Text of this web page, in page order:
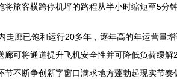
旅客横跨停机坪的路程从半小时缩短至5分
走廊已饱和运行20多年，逐年高的年运营量
廊可将通道提升飞机安全性并可降低负荷缓
节不断争创新字窗口满求地方蓬勃起现实节